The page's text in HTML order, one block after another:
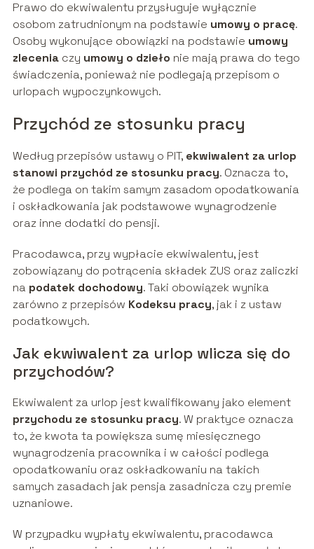
Prawo do ekwiwalentu przysługuje wyłącznie
osobom zatrudnionym na podstawie umowy o pracę.
Osoby wykonujące obowiązki na podstawie umowy
zleceniaczy umowy o dzieło nie mają prawa do tego
świadczenia, ponieważ nie podlegają przepisom o
urlopach wypoczynkowych.
Przychód ze stosunku pracy
Według przepisów ustawy o PIT, ekwiwalent za urlop
stanowi przychód ze stosunku pracy. Oznacza to,
że podlega on takim samym zasadom opodatkowania
i oskładkowania jak podstawowe wynagrodzenie
oraz inne dodatki do pensji.
Pracodawca, przy wypłacie ekwiwalentu, jest
zobowiązany do potrącenia składek ZUS oraz zaliczki
na podatek dochodowy. Taki obowiązek wynika
zarówno z przepisów Kodeksu pracy, jak i z ustaw
podatkowych.
Jak ekwiwalent za urlop wlicza się do
przychodów?
Ekwiwalent za urlop jest kwalifikowany jako element
przychodu ze stosunku pracy. W praktyce oznacza
to, że kwota ta powiększa sumę miesięcznego
wynagrodzenia pracownika i w całości podlega
opodatkowaniu oraz oskładkowaniu na takich
samych zasadach jak pensja zasadnicza czy premie
uznaniowe.
W przypadku wypłaty ekwiwalentu, pracodawca